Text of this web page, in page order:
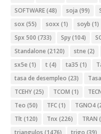
SOFTWARE(48) soja (99)
sox (55) soxx (1) soyb (1)
Spx 500 (733) Spy(104)
Standalone (2120) stne (2)
sx5e (1) t (4) ta35 (1)
tasa de desempleo (23)
TCEHY(25) TCOM (1)
Teo (50) TFC(1) TGNO4
Tlt (120) Tnx (226) TRAN